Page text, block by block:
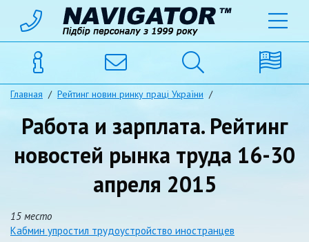
Главная / Рейтинг новин ринку праці України /
Работа и зарплата. Рейтинг
новостей рынка труда 16-30
апреля 2015
15 место
Кабмин упростил трудоустройство иностранцев